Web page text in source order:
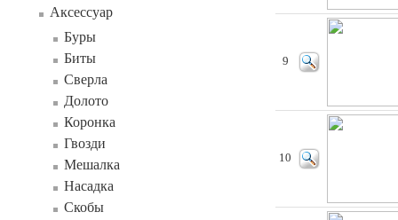
Аксессуар
Буры
Биты
Сверла
Долото
Коронка
Гвозди
Мешалка
Насадка
Скобы
9
10